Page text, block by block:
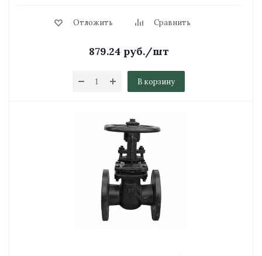
Отложить Сравнить
879.24 руб./шт
В корзину